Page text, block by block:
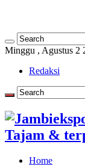
Minggu , Agustus 2
Redaksi
Tajam &
Home